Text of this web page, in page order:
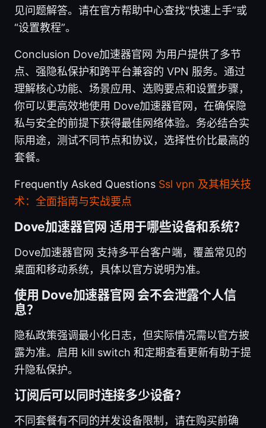
见问题解答。请在官方帮助中心查找“快速上手”或
“设置教程”。
Conclusion Dove加速器官网 为用户提供了多节
点、强隐私保护和跨平台兼容的 VPN 服务。通过
理解核心功能、场景应用、选购要点和设置步骤，
你可以更高效地使用 Dove加速器官网，在确保隐
私与安全的前提下获得最佳网络体验。务必结合实
际用途，测试不同节点和协议，选择性价比最高的
套餐。
Frequently Asked Questions Ssl vpn 及其相关技
术：全面指南与实战要点
Dove加速器官网 适用于哪些设备和系统？
Dove加速器官网 支持多平台客户端，覆盖常见的
桌面和移动系统，具体以官方说明为准。
使用 Dove加速器官网 会不会泄露个人信
息？
隐私政策强调最小化日志，但实际情况需以官方披
露为准。启用 kill switch 和定期查看更新有助于提
升隐私保护。
订阅后可以同时连接多少设备？
不同套餐有不同的并发设备限制，请在购买前确